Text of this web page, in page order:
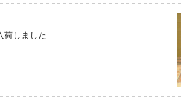
荷しました